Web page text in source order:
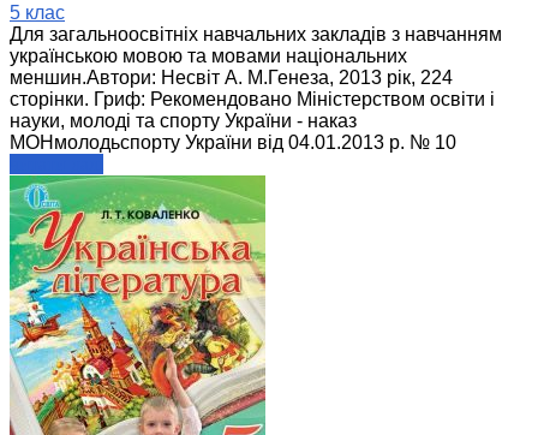
5 клас
Для загальноосвітніх навчальних закладів з навчанням
українською мовою та мовами національних
меншин.Автори: Несвіт А. М.Генеза, 2013 рік, 224
сторінки. Гриф: Рекомендовано Міністерством освіти і
науки, молоді та спорту України - наказ
МОНмолодьспорту України від 04.01.2013 р. № 10